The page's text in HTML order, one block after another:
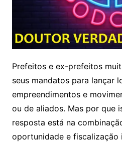
Prefeitos e ex-prefeitos
seus mandatos para lançar
empreendimentos e
ou de aliados. Mas por que
resposta está na
oportunidade e fiscalização